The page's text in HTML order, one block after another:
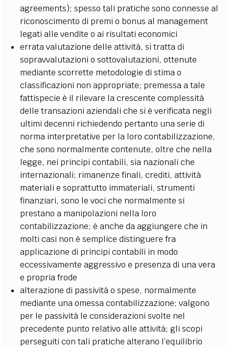
agreements); spesso tali pratiche sono connesse al
riconoscimento di premi o bonus al management
legati alle vendite o ai risultati economici
errata valutazione delle attività, si tratta di
sopravvalutazioni o sottovalutazioni, ottenute
mediante scorrette metodologie di stima o
classificazioni non appropriate; premessa a tale
fattispecie è il rilevare la crescente complessità
delle transazioni aziendali che si è verificata negli
ultimi decenni richiedendo pertanto una serie di
norma interpretative per la loro contabilizzazione,
che sono normalmente contenute, oltre che nella
legge, nei principi contabili, sia nazionali che
internazionali; rimanenze finali, crediti, attività
materiali e soprattutto immateriali, strumenti
finanziari, sono le voci che normalmente si
prestano a manipolazioni nella loro
contabilizzazione; è anche da aggiungere che in
molti casi non è semplice distinguere fra
applicazione di principi contabili in modo
eccessivamente aggressivo e presenza di una vera
e propria frode
alterazione di passività o spese, normalmente
mediante una omessa contabilizzazione; valgono
per le passività le considerazioni svolte nel
precedente punto relativo alle attività; gli scopi
perseguiti con tali pratiche alterano l’equilibrio